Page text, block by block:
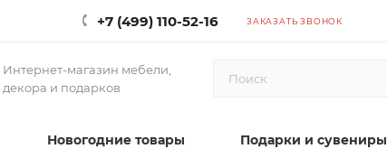
+7 (499) 110-52-16 ЗАКАЗАТЬ ЗВОНОК
Интернет-магазин мебели,
декора и подарков
Новогодние товары Подарки и сувениры